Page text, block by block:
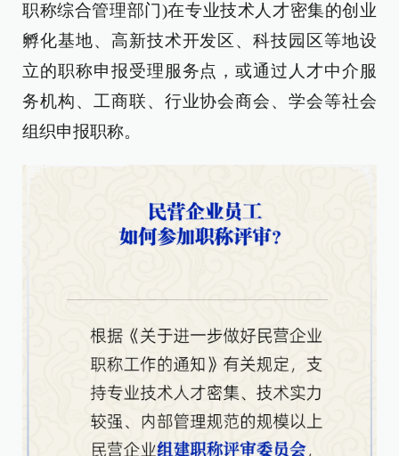
职称综合管理部门)在专业技术人才密集的创业
孵化基地、高新技术开发区、科技园区等地设
立的职称申报受理服务点，或通过人才中介服
务机构、工商联、行业协会商会、学会等社会
组织申报职称。